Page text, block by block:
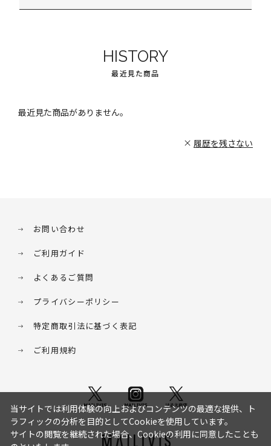
HISTORY
最近見た商品
最近見た商品がありません。
履歴を残さない
お問い合わせ
ご利用ガイド
よくあるご質問
プライバシーポリシー
特定商取引法に基づく表記
ご利用規約
当サイトでは利用体験の向上およびコンテンツの最適な提供、ト
ラフィックの分析を目的としてCookieを使用しています。
サイトの閲覧を継続された場合、Cookieの利用に同意したことも